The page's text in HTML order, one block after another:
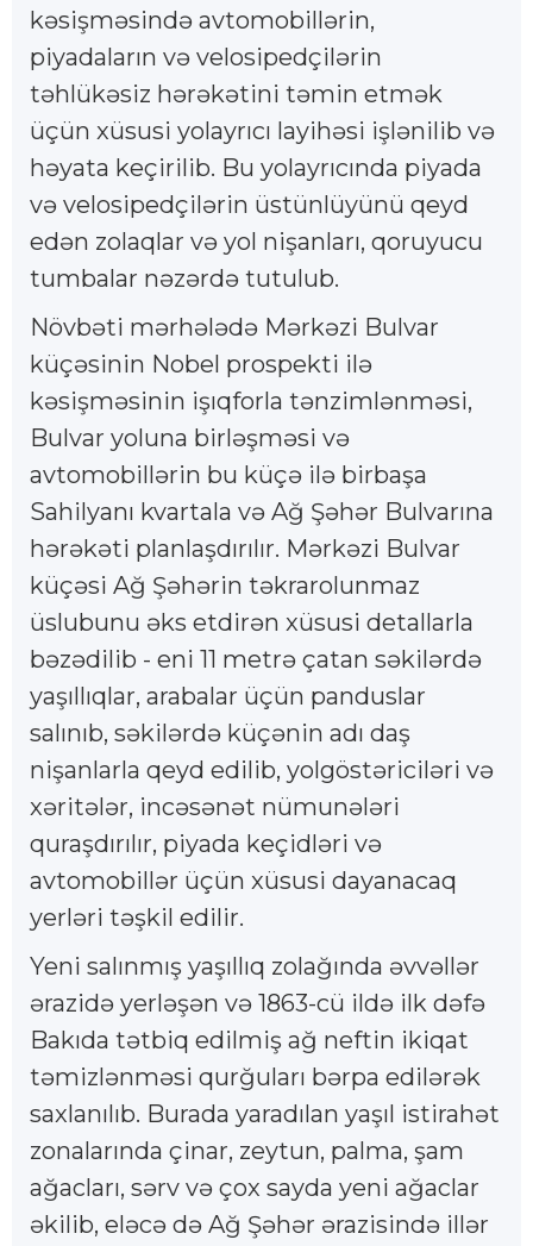
kəsişməsində avtomobillərin,
piyadaların və velosipedçilərin
təhlükəsiz hərəkətini təmin etmək
üçün xüsusi yolayrıcı layihəsi işlənilib və
həyata keçirilib. Bu yolayrıcında piyada
və velosipedçilərin üstünlüyünü qeyd
edən zolaqlar və yol nişanları, qoruyucu
tumbalar nəzərdə tutulub.
Növbəti mərhələdə Mərkəzi Bulvar
küçəsinin Nobel prospekti ilə
kəsişməsinin işıqforla tənzimlənməsi,
Bulvar yoluna birləşməsi və
avtomobillərin bu küçə ilə birbaşa
Sahilyanı kvartala və Ağ Şəhər Bulvarına
hərəkəti planlaşdırılır. Mərkəzi Bulvar
küçəsi Ağ Şəhərin təkrarolunmaz
üslubunu əks etdirən xüsusi detallarla
bəzədilib - eni 11 metrə çatan səkilərdə
yaşıllıqlar, arabalar üçün panduslar
salınıb, səkilərdə küçənin adı daş
nişanlarla qeyd edilib, yolgöstəriciləri və
xəritələr, incəsənət nümunələri
quraşdırılır, piyada keçidləri və
avtomobillər üçün xüsusi dayanacaq
yerləri təşkil edilir.
Yeni salınmış yaşıllıq zolağında əvvəllər
ərazidə yerləşən və 1863-cü ildə ilk dəfə
Bakıda tətbiq edilmiş ağ neftin ikiqat
təmizlənməsi qurğuları bərpa edilərək
saxlanılıb. Burada yaradılan yaşıl istirahət
zonalarında çinar, zeytun, palma, şam
ağacları, sərv və çox sayda yeni ağaclar
əkilib, eləcə də Ağ Şəhər ərazisində illər